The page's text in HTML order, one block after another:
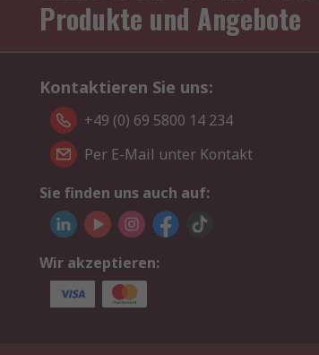
Produkte und Angebote
Kontaktieren Sie uns:
+49 (0) 69 5800 14 234
Per E-Mail unter Kontakt
Sie finden uns auch auf:
Wir akzeptieren: